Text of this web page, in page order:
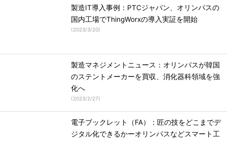
製造IT導入事例：PTCジャパン、オリンパスの
国内工場でThingWorxの導入実証を開始
(2023/3/20)
製造マネジメントニュース：オリンパスが韓国
のステントメーカーを買収、消化器科領域を強
化へ
(2023/2/27)
電子ブックレット（FA）：匠の技をどこまでデ
ジタル化できるかーオリンパスなどスマート工